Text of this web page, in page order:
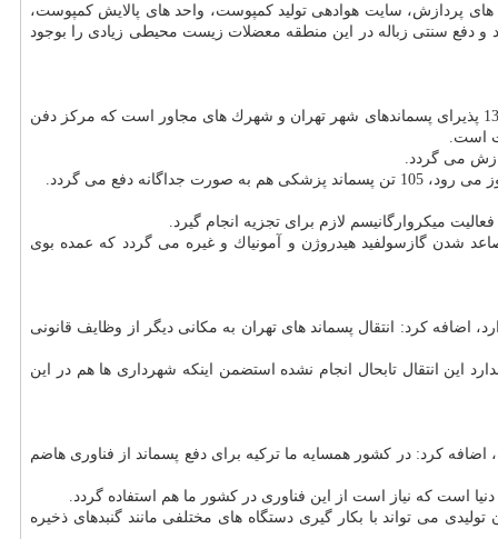
پردازش، سایت هوادهی تولید كمپوست، واحد های پالایش كمپوست،
و دفع سنتی زباله در این منطقه معضلات زیست محیطی زیادی را بوجود
و محیط زیست استان تهران در این زمینه اظهار نمود: این مجتمع به همراه مركز دفن آبعلی از اوایل سال 1340 پذیرای پسماندهای شهر تهران و شهرك های مجاور است كه مركز دفن
میكروارگانیسم لازم برای تجزیه انجام گیرد.
شدن گازسولفید هیدروژن و آمونیاك و غیره می گردد كه عمده بوی
اضافه كرد: انتقال پسماند های تهران به مكانی دیگر از وظایف قانونی
این انتقال تابحال انجام نشده استضمن اینكه شهرداری ها هم در این
كرد: در كشور همسایه ما تركیه برای دفع پسماند از فناوری هاضم
است كه نیاز است از این فناوری در كشور ما هم استفاده گردد.
می تواند با بكار گیری دستگاه های مختلفی مانند گنبدهای ذخیره